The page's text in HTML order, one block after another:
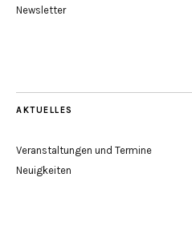
Newsletter
AKTUELLES
Veranstaltungen und Termine
Neuigkeiten